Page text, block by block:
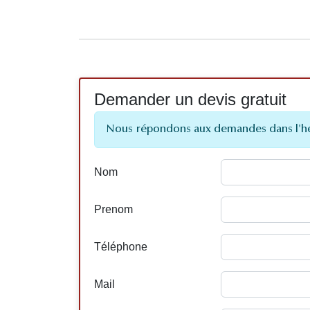
Demander un devis gratuit
Nous répondons aux demandes dans
Nom
Prenom
Téléphone
Mail